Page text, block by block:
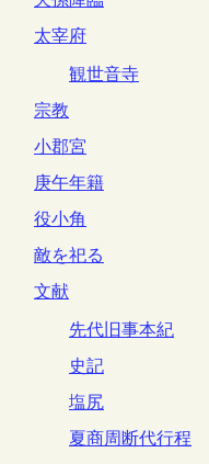
太宰府
観世音寺
宗教
小郡宮
庚午年籍
役小角
敵を祀る
文献
先代旧事本紀
史記
塩尻
夏商周断代行程